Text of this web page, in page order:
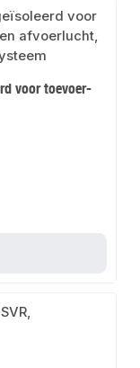
voor toevoer-